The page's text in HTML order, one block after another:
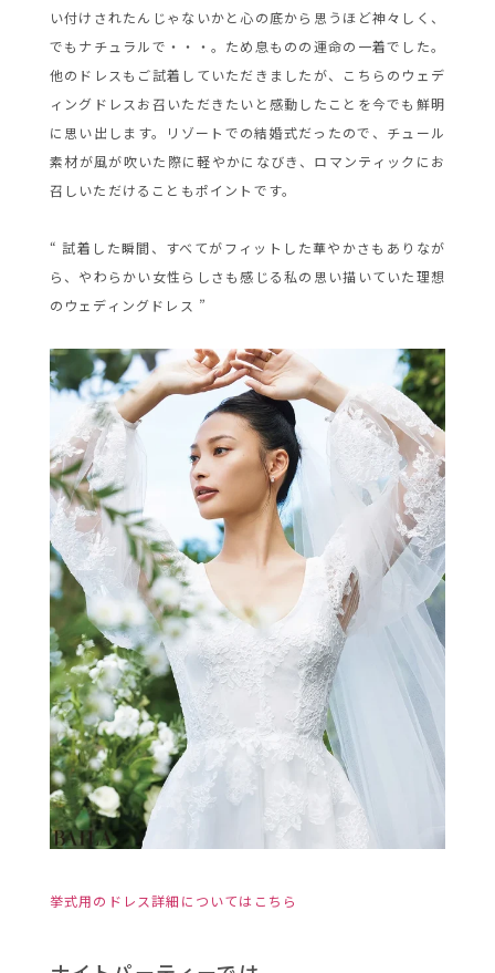
い付けされたんじゃないかと心の底から思うほど神々しく、
でもナチュラルで・・・。ため息ものの運命の一着でした。
他のドレスもご試着していただきましたが、こちらのウェデ
ィングドレスお召いただきたいと感動したことを今でも鮮明
に思い出します。リゾートでの結婚式だったので、チュール
素材が風が吹いた際に軽やかになびき、ロマンティックにお
召しいただけることもポイントです。
“ 試着した瞬間、すべてがフィットした華やかさもありなが
ら、やわらかい女性らしさも感じる私の思い描いていた理想
のウェディングドレス ”
挙式用のドレス詳細についてはこちら